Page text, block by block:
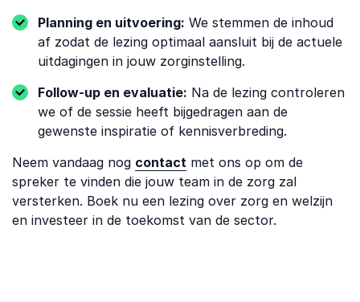
Planning en uitvoering: We stemmen de inhoud
af zodat de lezing optimaal aansluit bij de actuele
uitdagingen in jouw zorginstelling.
Follow-up en evaluatie: Na de lezing controleren
we of de sessie heeft bijgedragen aan de
gewenste inspiratie of kennisverbreding.
Neem vandaag nog contact met ons op om de
spreker te vinden die jouw team in de zorg zal
versterken. Boek nu een lezing over zorg en welzijn
en investeer in de toekomst van de sector.